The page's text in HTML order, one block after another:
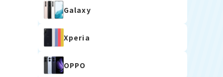
Galaxy
Xperia
OPPO